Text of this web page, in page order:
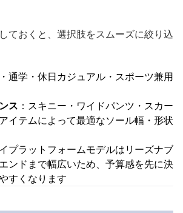
ておくと、選択肢をスムーズに絞り込
通学・休日カジュアル・スポーツ兼用
ス ：スキニー・ワイドパンツ・スカー
イテムによって最適なソール幅・形状
イプラットフォームモデルはリーズナブ
ンドまで幅広いため、予算感を先に決
すくなります